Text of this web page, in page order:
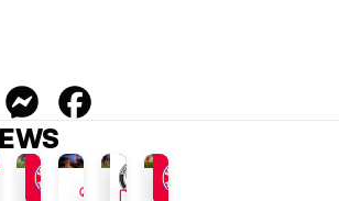
TOUR 2026
17. AUGUST
LIVE BEI FC BAYERN TV PLUS
GALLERIE
TOUR TALK
INTERVIEW
0:2-NIEDERLAGE
VIDEOGEGEN ELTERSDORF
VIDEO